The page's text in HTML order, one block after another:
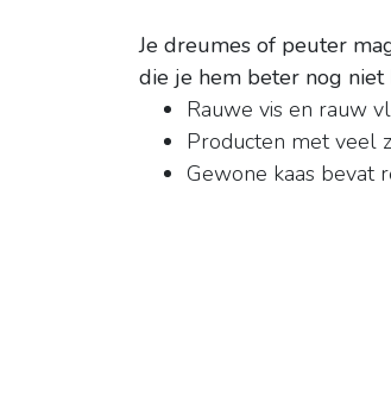
Je dreumes of peuter
die je hem beter nog niet
Rauwe vis en rauw
Producten met veel
Gewone kaas bevat